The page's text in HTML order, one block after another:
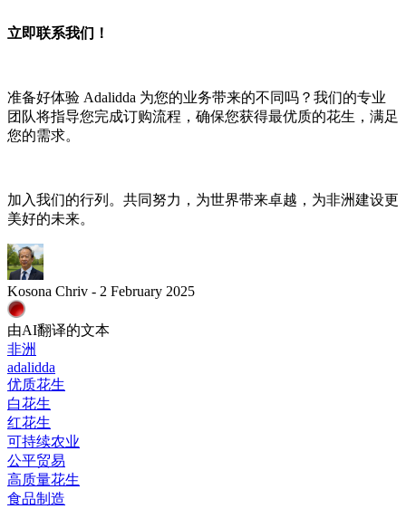
立即联系我们！
准备好体验 Adalidda 为您的业务带来的不同吗？我们的专业
团队将指导您完成订购流程，确保您获得最优质的花生，满足
您的需求。
加入我们的行列。共同努力，为世界带来卓越，为非洲建设更
美好的未来。
Kosona Chriv - 2 February 2025
由AI翻译的文本
非洲
adalidda
优质花生
白花生
红花生
可持续农业
公平贸易
高质量花生
食品制造